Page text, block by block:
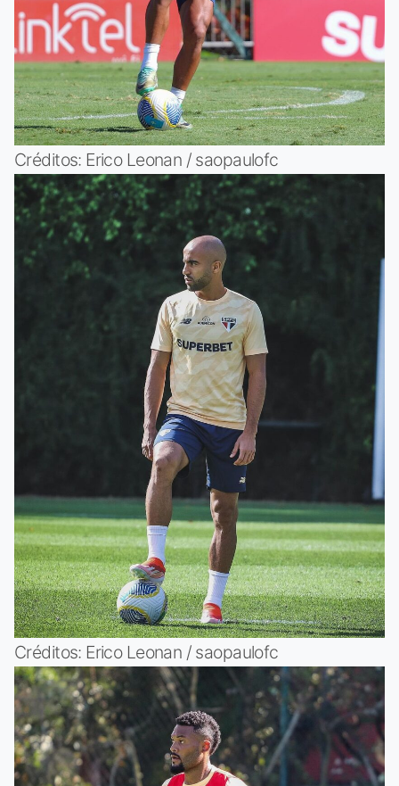
Créditos: Erico Leonan / saopaulofc
Créditos: Erico Leonan / saopaulofc